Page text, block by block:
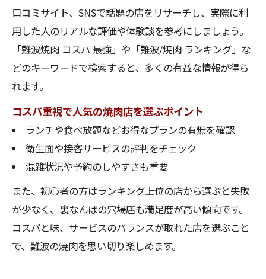
口コミサイト、SNSで話題の店をリサーチし、実際に利
用した人のリアルな評価や体験談を参考にしましょう。
「難波焼肉 コスパ 最強」や「難波/焼肉 ランキング」な
どのキーワードで検索すると、多くの有益な情報が得ら
れます。
コスパ重視で人気の焼肉店を選ぶポイント
ランチや食べ放題などお得なプランの有無を確認
衛生面や接客サービスの評判をチェック
混雑状況や予約のしやすさも重要
また、初心者の方はランキング上位の店から選ぶと失敗
が少なく、裏なんばの穴場店も満足度が高い傾向です。
コスパと味、サービスのバランスが取れた店を選ぶこと
で、難波の焼肉を思い切り楽しめます。